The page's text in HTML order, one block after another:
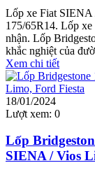
Lốp xe Fiat SIENA
175/65R14. Lốp
nhận. Lốp
khắc nghiệt của
Xem chi tiết
18/01/2024
Lượt xem: 0
Lốp
SIENA / Vios